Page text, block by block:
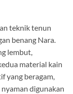
teknik tenun
benang Nara.
lembut,
material kain
yang beragam,
digunakan